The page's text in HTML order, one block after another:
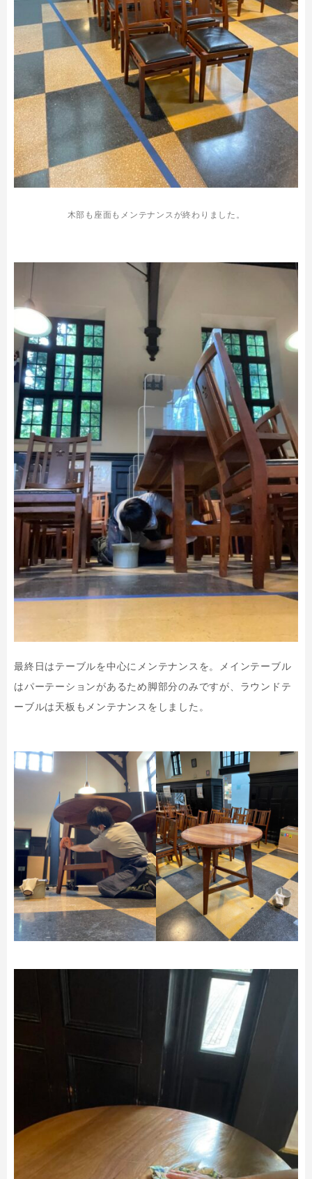
木部も座面もメンテナンスが終わりました。
最終日はテーブルを中心にメンテナンスを。メインテーブル
はパーテーションがあるため脚部分のみですが、ラウンドテ
ーブルは天板もメンテナンスをしました。